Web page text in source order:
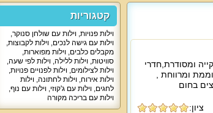
נקייה ומסודרת,חדרי
ומרווחת ,
בחום
ציון:
קטגוריות
וילות פנויות, וילות עם שולחן סנוקר,
וילות עם גישה לנכים, וילות לקבוצות,
מקבלים כלבים, וילות מפוארות,
סוויטות, וילות ללילה, וילות לפי שעה,
וילות לצילומים, וילות לפנויים פנויות,
וילות אירוח, וילות לחתונה, וילות
לחגים, וילות עם ג'קוזי, וילות עם נוף,
וילות עם בריכה מקורה